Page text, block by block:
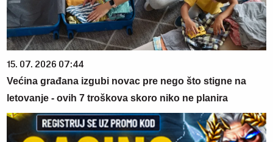
15. 07. 2026 07:44
Većina građana izgubi novac pre nego što stigne na
letovanje - ovih 7 troškova skoro niko ne planira